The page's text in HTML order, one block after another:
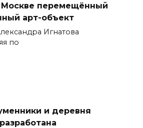
Москве перемещённый
арт-объект
Игнатова
по
и деревня